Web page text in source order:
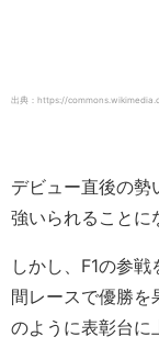
出典：https://
デビュー直後の勢
強いられることに
しかし、F1の参
間レースで優勝を
のように表彰台に